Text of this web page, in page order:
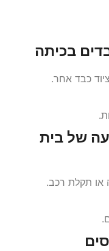
כבד אחר.
של בית
או תקלת רכב.